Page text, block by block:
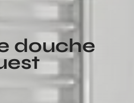
douche